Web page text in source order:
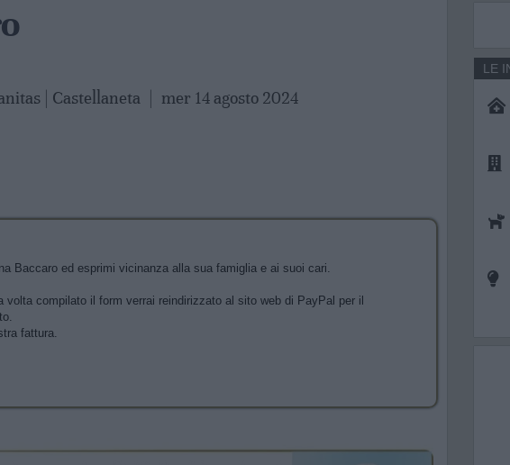
| Castellaneta mer 14 agosto 2024
Baccaro ed esprimi vicinanza alla sua famiglia e ai suoi cari.
volta compilato il form verrai reindirizzato al sito web di PayPal per il
fattura.
LE